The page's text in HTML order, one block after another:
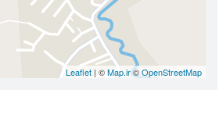
Leaflet | ©Map.ir©OpenStreetMap